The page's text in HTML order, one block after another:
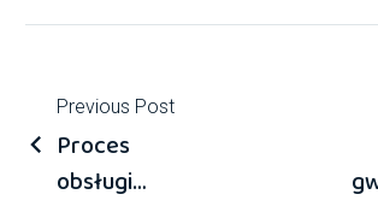
Previous Post
Proces
obsługi